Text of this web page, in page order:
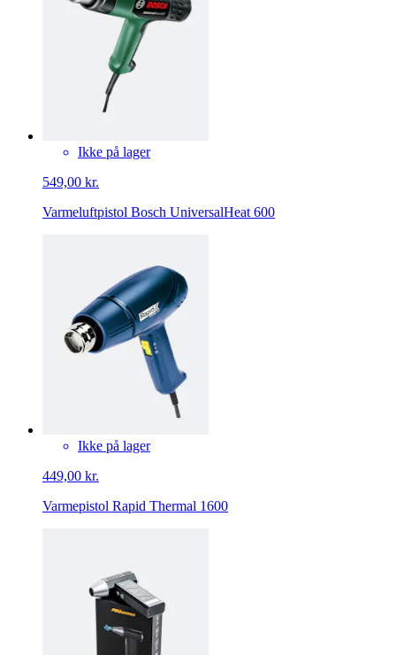
Ikke på lager
549,00 kr.
Varmeluftpistol Bosch UniversalHeat 600
Ikke på lager
449,00 kr.
Varmepistol Rapid Thermal 1600